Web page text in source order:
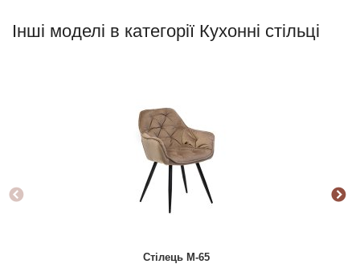
Інші моделі в категорії Кухонні стільці
Стілець M-65